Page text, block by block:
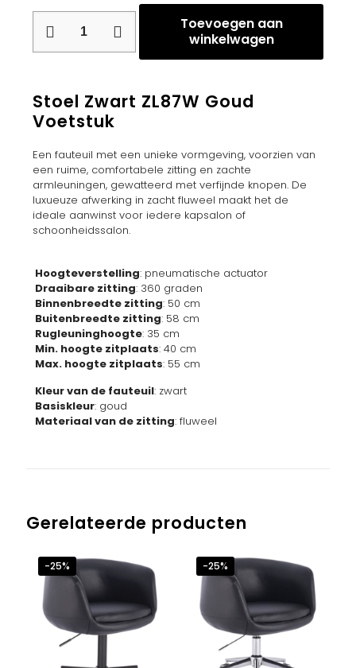
aantal
Toevoegen aan
winkelwagen
Stoel Zwart ZL87W Goud
Voetstuk
Een fauteuil met een unieke vormgeving, voorzien van
een ruime, comfortabele zitting en zachte
armleuningen, gewatteerd met verfijnde knopen. De
luxueuze afwerking in zacht fluweel maakt het de
ideale aanwinst voor iedere kapsalon of
schoonheidssalon.
Hoogteverstelling: pneumatische actuator
Draaibare zitting: 360 graden
Binnenbreedte zitting: 50 cm
Buitenbreedte zitting: 58 cm
Rugleuninghoogte: 35 cm
Min. hoogte zitplaats: 40 cm
Max. hoogte zitplaats: 55 cm
Kleur van de fauteuil: zwart
Basiskleur: goud
Materiaal van de zitting: fluweel
Gerelateerde producten
-25% -25%